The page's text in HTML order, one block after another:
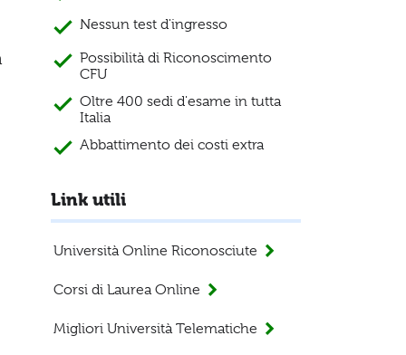
Nessun test d'ingresso
Possibilità di Riconoscimento
CFU
Oltre 400 sedi d'esame in tutta
Italia
Abbattimento dei costi extra
Link utili
Università Online Riconosciute
Corsi di Laurea Online
Migliori Università Telematiche